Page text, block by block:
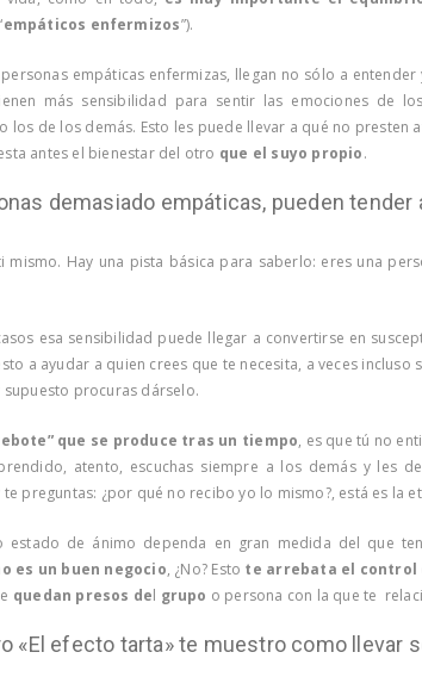
empáticos enfermizos”).
empáticas enfermizas, llegan no sólo a
más sensibilidad para sentir las emociones de
los de los demás. Esto les puede llevar a qué no
antes el bienestar del otro que el suyo propio.
demasiado empáticas, pueden tender
mismo. Hay una pista básica para saberlo: eres una
esa sensibilidad puede llegar a convertirse en
a ayudar a quien crees que te necesita, a veces
supuesto procuras dárselo.
que se produce tras un tiempo, es que tú no
atento, escuchas siempre a los demás y les
te preguntas: ¿por qué no recibo yo lo mismo?, está es la
estado de ánimo dependa en gran medida del que
es un buen negocio, ¿No? Esto te arrebata el control
quedan presos del grupo o persona con la que te
«El efecto tarta» te muestro como llevar